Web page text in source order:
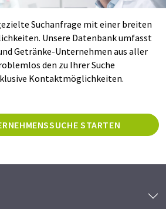
Suchanfrage mit einer breiten
Unsere Datenbank umfasst
Getränke-Unternehmen aus aller
den zu Ihrer Suche
Kontaktmöglichkeiten.
STARTEN